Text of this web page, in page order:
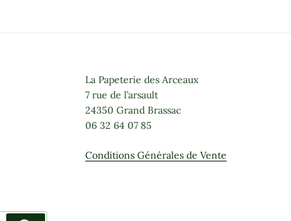
La Papeterie des Arceaux
7 rue de l’arsault
24350 Grand Brassac
06 32 64 07 85
Conditions Générales de Vente